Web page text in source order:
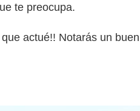
te preocupa.
que actué!! Notarás un